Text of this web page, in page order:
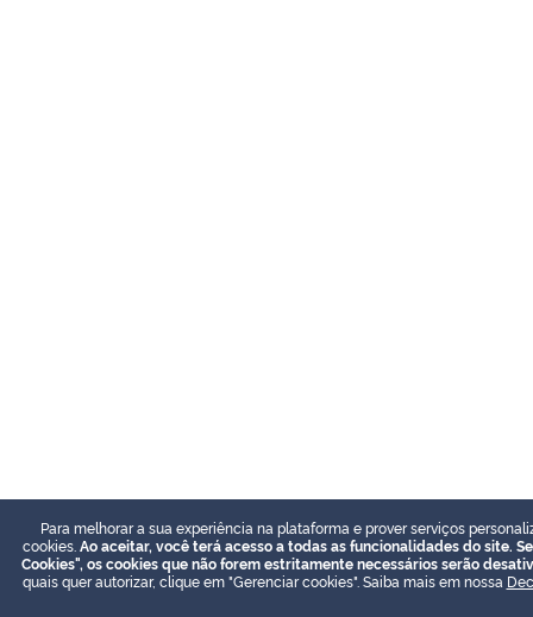
Para melhorar a sua experiência na plataforma e prover serviços
cookies. Ao aceitar, você terá acesso a todas as funcionalidades do site.
Cookies", os cookies que não forem estritamente necessários serão
quais quer autorizar, clique em "Gerenciar cookies". Saiba mais em nossa